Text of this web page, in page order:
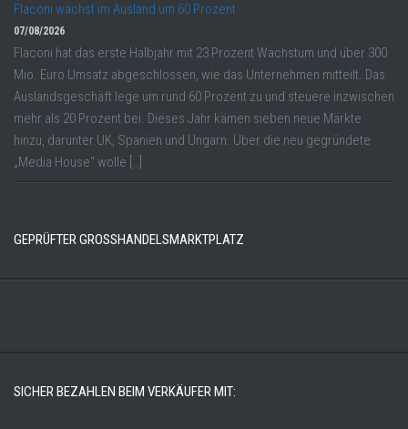
Flaconi wächst im Ausland um 60 Prozent
07/08/2026
Flaconi hat das erste Halbjahr mit 23 Prozent Wachstum und über 300
Mio. Euro Umsatz abgeschlossen, wie das Unternehmen mitteilt. Das
Auslandsgeschäft lege um rund 60 Prozent zu und steuere inzwischen
mehr als 20 Prozent bei. Dieses Jahr kämen sieben neue Märkte
hinzu, darunter UK, Spanien und Ungarn. Über die neu gegründete
„Media House“ wolle […]
GEPRÜFTER GROSSHANDELSMARKTPLATZ
SICHER BEZAHLEN BEIM VERKÄUFER MIT: